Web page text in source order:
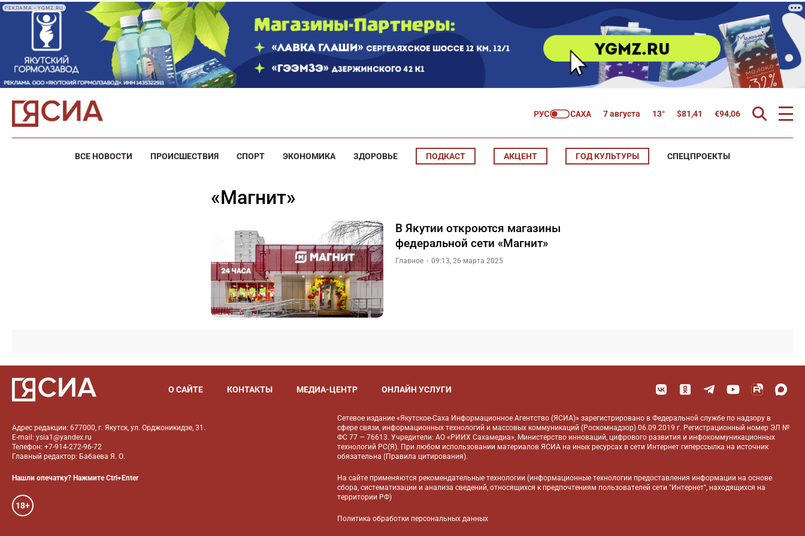
РЕКЛАМА • YGMZ.RU
7 августа 13° $81,41 €94,06
ВСЕ НОВОСТИ ПРОИСШЕСТВИЯ СПОРТ ЭКОНОМИКА ЗДОРОВЬЕ ПОДКАСТ АКЦЕНТ ГОД КУЛЬТУРЫ СПЕЦПРОЕКТЫ
«Магнит»
В Якутии откроются магазины
федеральной сети «Магнит»
Главное 09:13, 26 марта 2025
О САЙТЕ КОНТАКТЫ МЕДИА-ЦЕНТР ОНЛАЙН УСЛУГИ
Адрес редакции: 677000, г. Якутск, ул. Орджоникидзе, 31.
E-mail: ysia1@yandex.ru
Телефон: +7-914-272-96-72
Главный редактор: Бабаева Я. О.
Нашли опечатку? Нажмите Ctrl+Enter
18+
Сетевое издание «Якутское-Саха Информационное Агентство (ЯСИА)» зарегистрировано в Федеральной службе по надзору в
сфере связи, информационных технологий и массовых коммуникаций (Роскомнадзор) 06.09.2019 г. Регистрационный номер ЭЛ №
ФС 77 — 76613. Учредители: АО «РИИХ Сахамедиа», Министерство инноваций, цифрового развития и инфокоммуникационных
технологий РС(Я). При любом использовании материалов ЯСИА на иных ресурсах в сети Интернет гиперссылка на источник
обязательна (Правила цитирования).
На сайте применяютсярекомендательные технологии (информационные технологии предоставления информации на основе
сбора, систематизации и анализа сведений, относящихся к предпочтениям пользователей сети "Интернет", находящихся на
территории РФ)
Политика обработки персональных данных